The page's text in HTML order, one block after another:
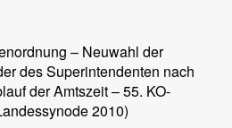
– Neuwahl der
des Superintendenten nach
der Amtszeit – 55. KO-
2010)